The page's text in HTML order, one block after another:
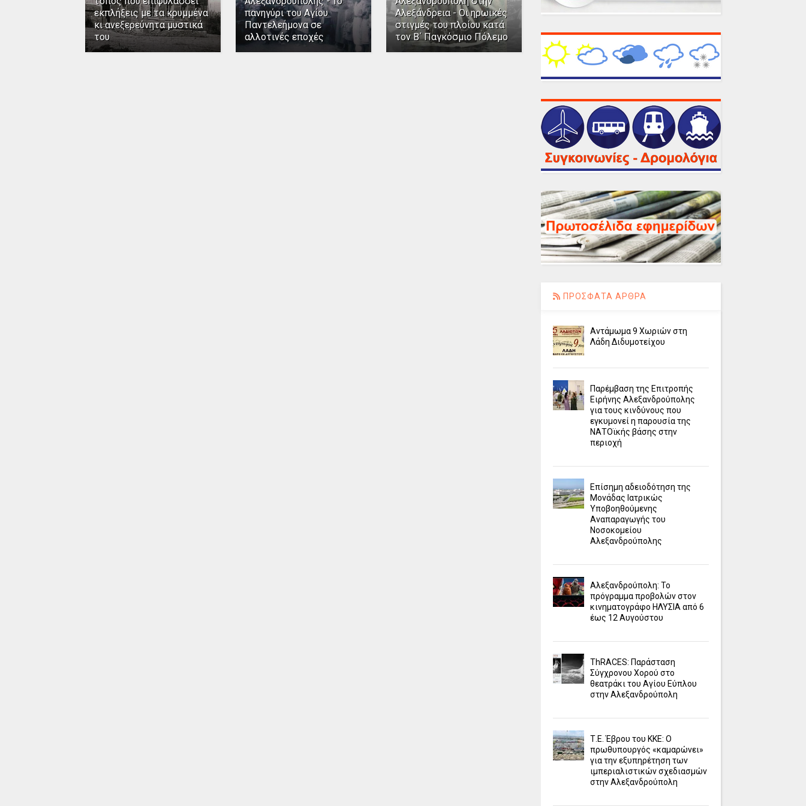
εκπλήξεις με τα κρυμμένα
κι ανεξερεύνητα μυστικά
του
πανηγύρι του Αγίου
Παντελεήμονα σε
αλλοτινές εποχές
Αλεξάνδρεια - Οι ηρωικές
στιγμές του πλοίου κατά
τον Β΄ Παγκόσμιο Πόλεμο
ΠΡΟΣΦΑΤΑ ΑΡΘΡΑ
Αντάμωμα 9 Χωριών στη
Λάδη Διδυμοτείχου
Παρέμβαση της Επιτροπής
Ειρήνης Αλεξανδρούπολης
για τους κινδύνους που
εγκυμονεί η παρουσία της
ΝΑΤΟϊκής βάσης στην
περιοχή
Επίσημη αδειοδότηση της
Μονάδας Ιατρικώς
Υποβοηθούμενης
Αναπαραγωγής του
Νοσοκομείου
Αλεξανδρούπολης
Αλεξανδρούπολη: Το
πρόγραμμα προβολών στον
κινηματογράφο ΗΛΥΣΙΑ από 6
έως 12 Αυγούστου
ΤhRACES: Παράσταση
Σύγχρονου Χορού στο
θεατράκι του Αγίου Εύπλου
στην Αλεξανδρούπολη
Τ.Ε. Έβρου του ΚΚΕ: Ο
πρωθυπουργός «καμαρώνει»
για την εξυπηρέτηση των
ιμπεριαλιστικών σχεδιασμών
στην Αλεξανδρούπολη